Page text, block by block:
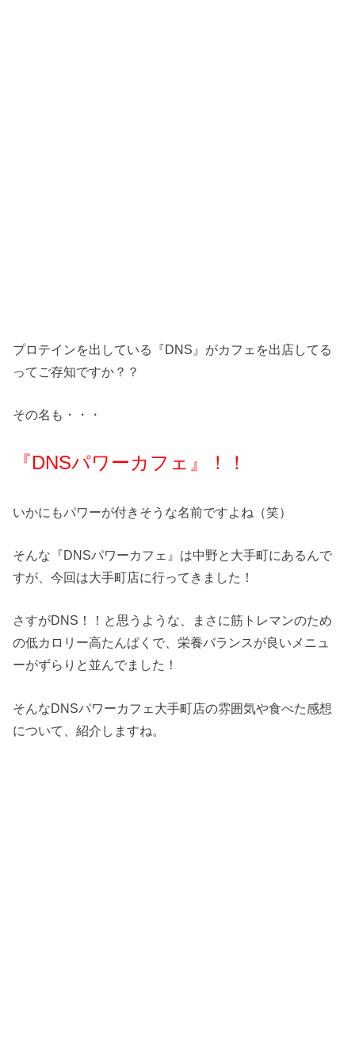
プロテインを出している『DNS』がカフェを出店してる
ってご存知ですか？？
その名も・・・
『DNSパワーカフェ』！！
いかにもパワーが付きそうな名前ですよね（笑）
そんな『DNSパワーカフェ』は中野と大手町にあるんで
すが、今回は大手町店に行ってきました！
さすがDNS！！と思うような、まさに筋トレマンのため
の低カロリー高たんぱくで、栄養バランスが良いメニュ
ーがずらりと並んでました！
そんなDNSパワーカフェ大手町店の雰囲気や食べた感想
について、紹介しますね。